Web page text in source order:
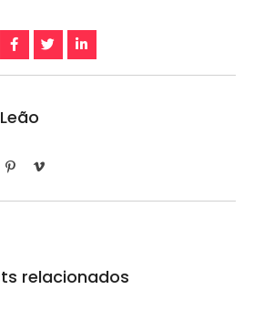
relacionados